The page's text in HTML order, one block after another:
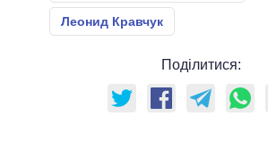
Леонид Кравчук
Поділитися: